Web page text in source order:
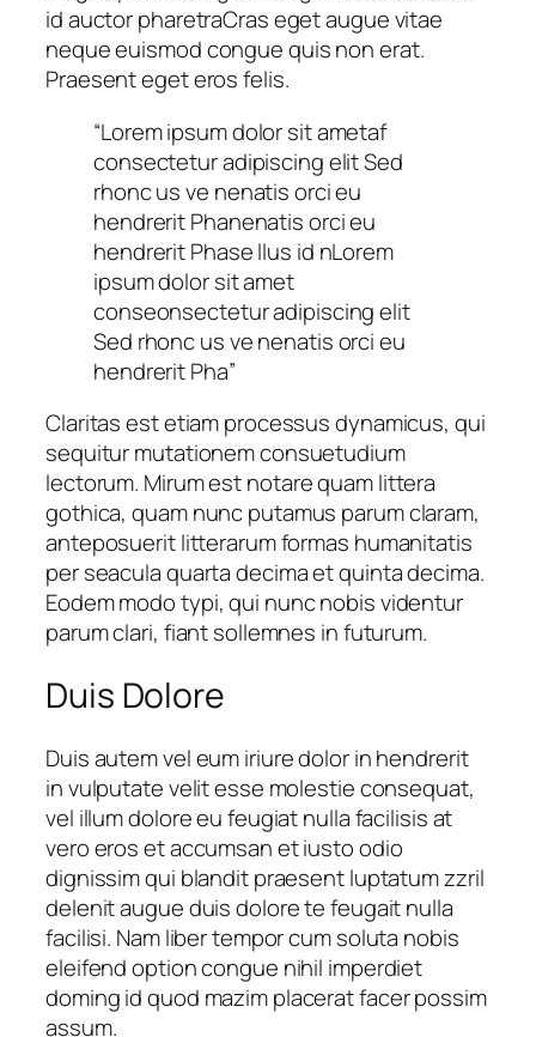
id auctor pharetraCras eget augue vitae
neque euismod congue quis non erat.
Praesent eget eros felis.
“Lorem ipsum dolor sit ametaf
consectetur adipiscing elit Sed
rhonc us ve nenatis orci eu
hendrerit Phanenatis orci eu
hendrerit Phase llus id nLorem
ipsum dolor sit amet
conseonsectetur adipiscing elit
Sed rhonc us ve nenatis orci eu
hendrerit Pha”
Claritas est etiam processus dynamicus, qui
sequitur mutationem consuetudium
lectorum. Mirum est notare quam littera
gothica, quam nunc putamus parum claram,
anteposuerit litterarum formas humanitatis
per seacula quarta decima et quinta decima.
Eodem modo typi, qui nunc nobis videntur
parum clari, fiant sollemnes in futurum.
Duis Dolore
Duis autem vel eum iriure dolor in hendrerit
in vulputate velit esse molestie consequat,
vel illum dolore eu feugiat nulla facilisis at
vero eros et accumsan et iusto odio
dignissim qui blandit praesent luptatum zzril
delenit augue duis dolore te feugait nulla
facilisi. Nam liber tempor cum soluta nobis
eleifend option congue nihil imperdiet
doming id quod mazim placerat facer possim
assum.